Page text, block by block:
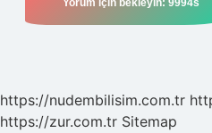
https://nudembilisim.com.tr
https://zur.com.tr Sitemap